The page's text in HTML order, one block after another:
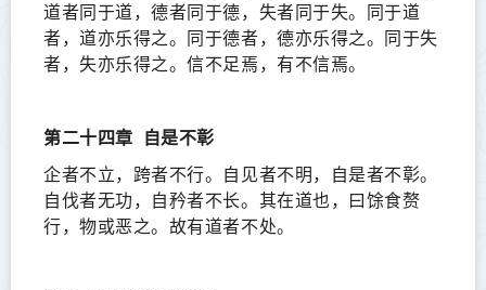
道者同于道，德者同于德，失者同于失。同于道
者，道亦乐得之。同于德者，德亦乐得之。同于失
者，失亦乐得之。信不足焉，有不信焉。
第二十四章
自是不彰
企者不立，跨者不行。自见者不明，自是者不彰。
自伐者无功，自矜者不长。其在道也，曰馀食赘
行，物或恶之。故有道者不处。